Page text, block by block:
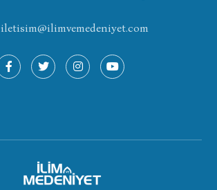
iletisim@ilimvemedeniyet.com